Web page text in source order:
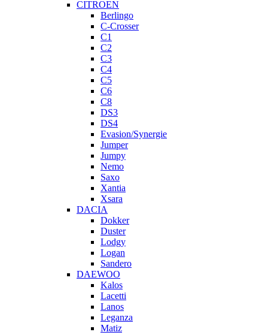
CITROEN
Berlingo
C-Crosser
C1
C2
C3
C4
C5
C6
C8
DS3
DS4
Evasion/Synergie
Jumper
Jumpy
Nemo
Saxo
Xantia
Xsara
DACIA
Dokker
Duster
Lodgy
Logan
Sandero
DAEWOO
Kalos
Lacetti
Lanos
Leganza
Matiz